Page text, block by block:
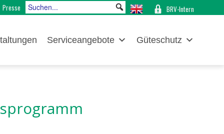
Presse BRV-Intern
Serviceangebote Güteschutz